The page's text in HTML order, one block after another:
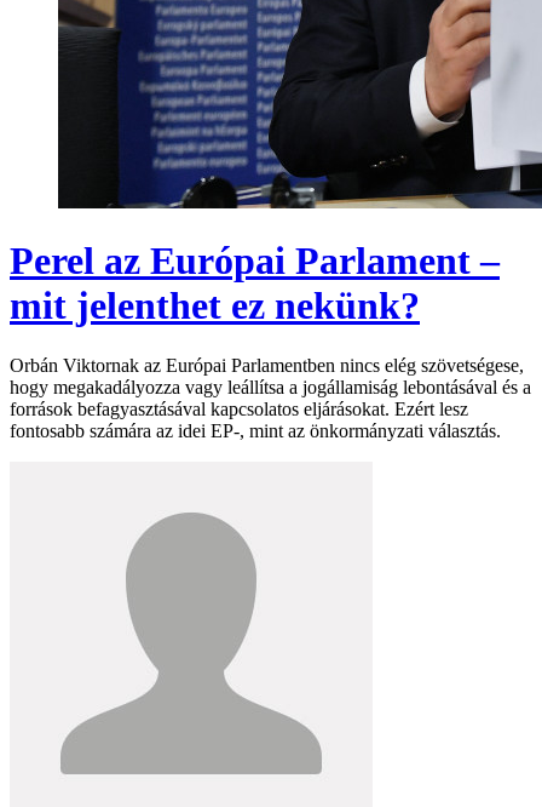
Perel az Európai Parlament –
mit jelenthet ez nekünk?
Orbán Viktornak az Európai Parlamentben nincs elég szövetségese,
hogy megakadályozza vagy leállítsa a jogállamiság lebontásával és a
források befagyasztásával kapcsolatos eljárásokat. Ezért lesz
fontosabb számára az idei EP-, mint az önkormányzati választás.